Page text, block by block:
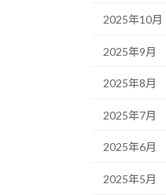
2025年10月
2025年9月
2025年8月
2025年7月
2025年6月
2025年5月